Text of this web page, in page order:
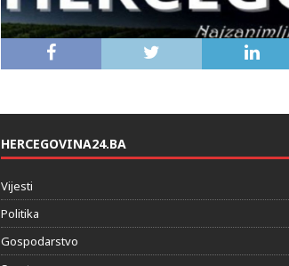
HERCEGOVINA24.BA
Vijesti
Politika
Gospodarstvo